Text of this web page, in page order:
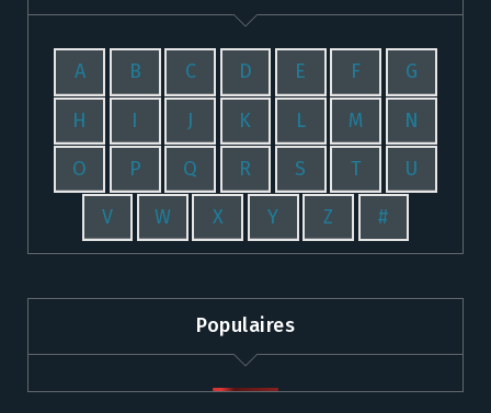
A B C D E F G
H I J K L M N
O P Q R S T U
V W X Y Z #
Populaires